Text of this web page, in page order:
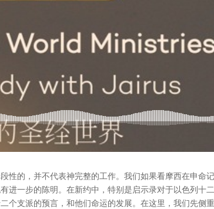
性的，并不代表神完整的工作。我们如果看摩西在申命
进一步的陈明。在新约中，特别是启示录对于以色列十
个支派的预言，和他们命运的发展。在这里，我们先侧重